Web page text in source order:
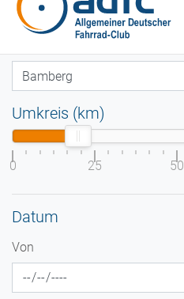
Umkreis (km)
0 25 50
Datum
Von